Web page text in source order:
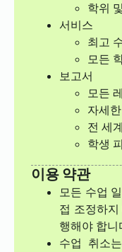
학위
서비스
최고
모든
보고서
모든
자세
전 세
학생
이용 약관
모든 수업
접 조정하
행해야 합니
수업 취소